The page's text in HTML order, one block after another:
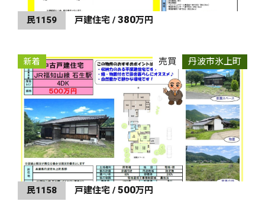
民1159 戸建住宅 / 380万円
新着 売買 丹波市氷上町
民1158 戸建住宅 / 500万円